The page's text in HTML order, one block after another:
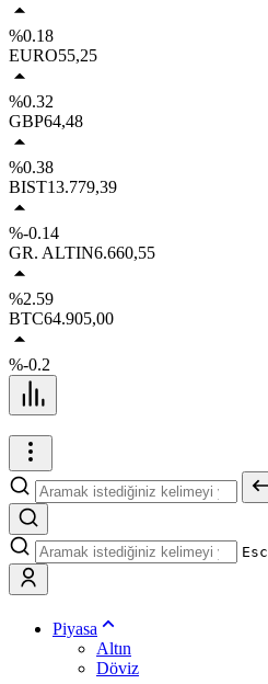
%0.18
EURO55,25
%0.32
GBP64,48
%0.38
BIST13.779,39
%-0.14
GR. ALTIN6.660,55
%2.59
BTC64.905,00
%-0.2
Esc
Piyasa
Altın
Döviz